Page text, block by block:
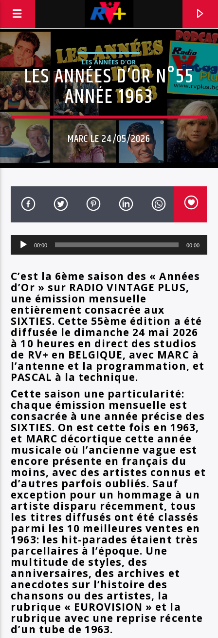
RADIO VINTAGE PLUS
POUR ET AVEC VOUS
TITRE
ARTISTE
SOYEZ COOL ET RESTEZ EN FORME AVEC RV+
Radio Vintage Plus
LES ANNÉES D'OR
LES ANNÉES D’OR N°55
ANNÉE 1963
MARC LE 24/05/2026
Lecteur
audio
00:00 00:00
C’est la 6ème saison des « Années
d’Or » sur RADIO VINTAGE PLUS,
une émission mensuelle
entièrement consacrée aux
SIXTIES. Cette 55ème édition a été
diffusée le dimanche 24 mai 2026
à 10 heures en direct des studios
de RV+ en BELGIQUE, avec MARC à
l’antenne et la programmation, et
PASCAL à la technique.
Cette saison une particularité:
chaque émission mensuelle est
consacrée à une année précise des
SIXTIES. On est cette fois en 1963,
et MARC décortique cette année
musicale où l’ancienne vague est
encore présente en français du
moins, avec des artistes connus et
d’autres parfois oubliés. Sauf
exception pour un hommage à un
artiste disparu récemment, tous
les titres diffusés ont été classés
parmi les 10 meilleures ventes en
1963: les hit-parades étaient très
parcellaires à l’époque. Une
multitude de styles, des
anniversaires, des archives et
anecdotes sur l’histoire des
chansons ou des artistes, la
rubrique « EUROVISION » et la
rubrique avec une reprise récente
d’un tube de 1963.